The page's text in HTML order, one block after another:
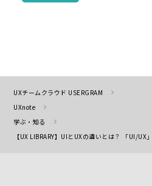
UXチームクラウド USERGRAM
UXnote
学ぶ・知る
【UX LIBRARY】UIとUXの違いとは？ 「UI/UX